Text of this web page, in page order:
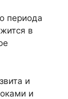
периода
в
и
и